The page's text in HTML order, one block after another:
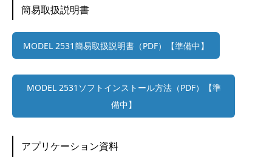
簡易取扱説明書
MODEL 2531簡易取扱説明書（PDF）【準備中】
MODEL 2531ソフトインストール方法（PDF）【準
備中】
アプリケーション資料